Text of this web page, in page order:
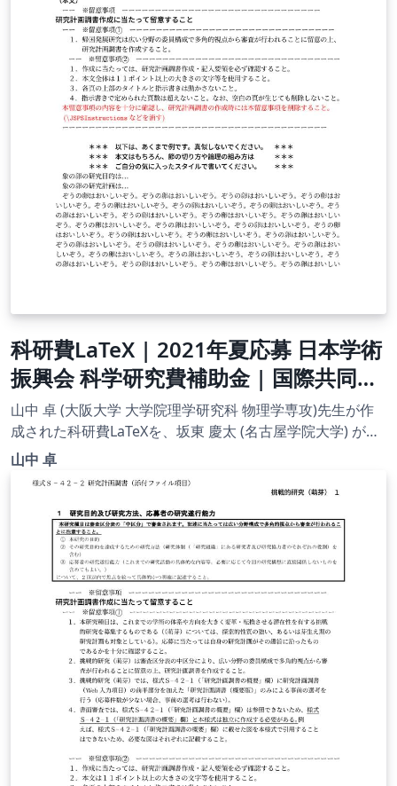
科研費LaTeX | 2021年夏応募 日本学術
振興会 科学研究費補助金 | 国際共同研
究加速基金（帰国発展研究）(2021年度
用) | 2021.07.01
山中 卓 (大阪大学 大学院理学研究科 物理学専攻)先生が作
成された科研費LaTeXを、坂東 慶太 (名古屋学院大学) が了
承を得てテンプレート登録しています。 詳細はこちら↓を
山中 卓